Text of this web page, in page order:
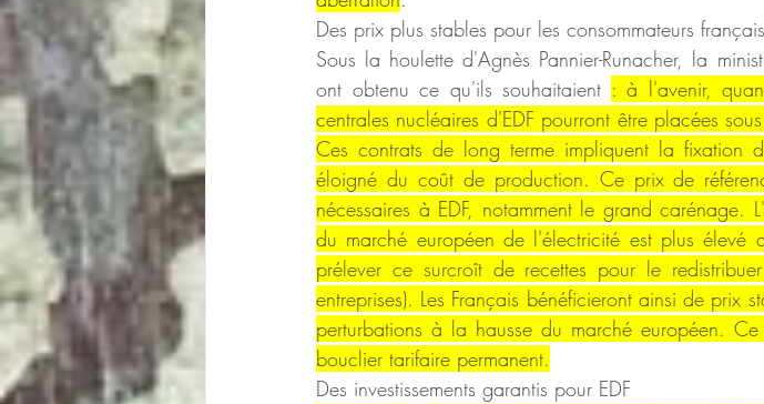
Des prix plus stables pour les consommateurs français
Sous la houlette d'Agnès Pannier-Runacher, la
ont obtenu ce qu'ils souhaitaient : à l'avenir,
centrales nucléaires d'EDF pourront être placées
Ces contrats de long terme impliquent la fixation
éloigné du coût de production. Ce prix de
nécessaires à EDF, notamment le grand
du marché européen de l'électricité est plus élevé
prélever ce surcroît de recettes pour le
entreprises). Les Français bénéficieront ainsi de prix
perturbations à la hausse du marché européen.
bouclier tarifaire permanent.
Des investissements garantis pour EDF